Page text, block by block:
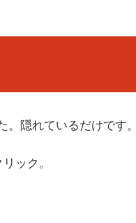
。隠れているだけです。
ック。